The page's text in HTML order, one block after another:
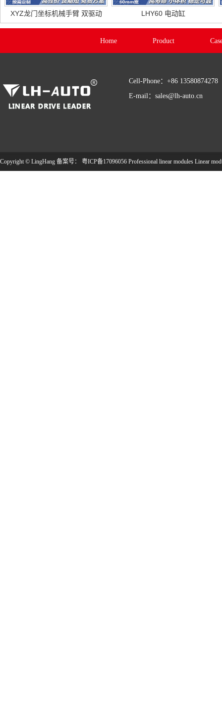
XYZ龙门坐标机械手臂 双驱动 LHY60 电动缸
Home Product
Cell-Phone：+86 13580874278
E-mail：sales@lh-auto.cn
Copyright © LingHang 备案号： 粤ICP备17096056 Professional linear modules Linear